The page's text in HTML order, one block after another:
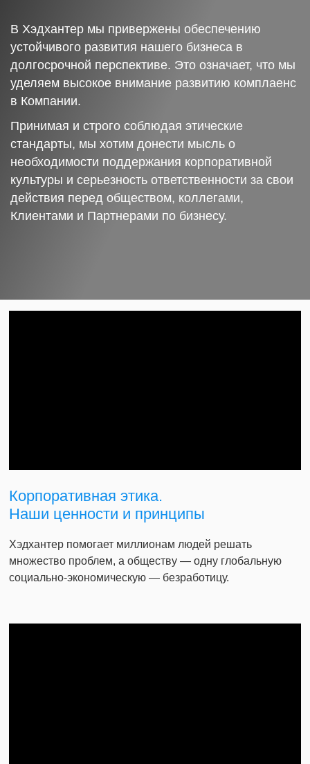
В Хэдхантер мы привержены обеспечению
устойчивого развития нашего бизнеса в
долгосрочной перспективе. Это означает, что мы
уделяем высокое внимание развитию комплаенс
в Компании.
Принимая и строго соблюдая этические
стандарты, мы хотим донести мысль о
необходимости поддержания корпоративной
культуры и серьезность ответственности за свои
действия перед обществом, коллегами,
Клиентами и Партнерами по бизнесу.
Корпоративная этика.
Наши ценности и принципы
Хэдхантер помогает миллионам людей решать
множество проблем, а обществу — одну глобальную
социально-экономическую — безработицу.